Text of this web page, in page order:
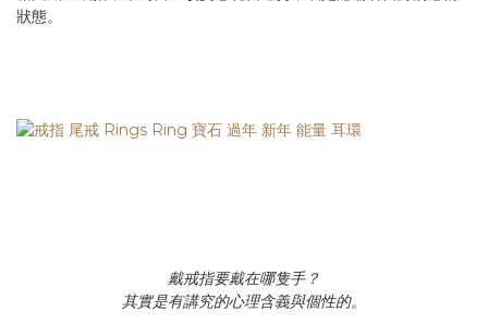
狀態。
戴戒指要戴在哪隻手？
其實是有講究的心理含義與個性的。